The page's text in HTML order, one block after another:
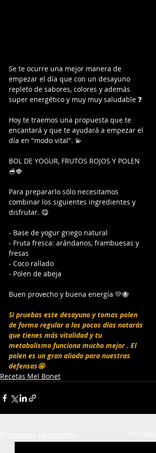
Se te ocurre una mejor manera de
empezar el día que con un desayuno
repleto de sabores, colores y además
super energético y muy muy saludable ❓
Hoy te traemos una propuesta que te
encantará y que te ayudará a empezar el
día en "modo vital". 💫
BOL DE YOGUR, FRUTOS ROJOS Y POLEN
🥣🍓
Para prepararlo sólo necesitamos
combinar los siguientes ingredientes y
disfrutar. 😋
- Base de yogur griego natural
- Fruta fresca: arándanos, frambuesas y
fresas
- Coco rallado
- Polen de abeja
Buen provecho y buena energía 💛🐝
Si pruebas este desayuno y tomas polen
de forma regular a los pocos días notarás
que tienes más vitalidad y tu
metabolismo funciona mucho mejor . El
polen es un gran aliado para nuestras
defensas🤩
Recetas Mel Bonet